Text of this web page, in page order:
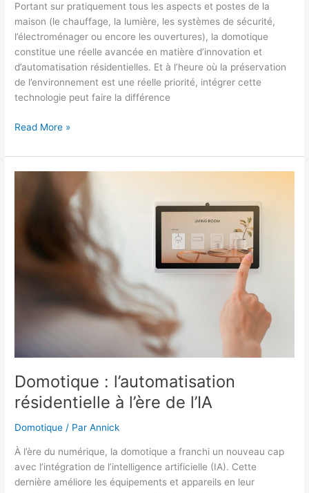
Portant sur pratiquement tous les aspects et postes de la
maison (le chauffage, la lumière, les systèmes de sécurité,
l’électroménager ou encore les ouvertures), la domotique
constitue une réelle avancée en matière d’innovation et
d’automatisation résidentielles. Et à l’heure où la préservation
de l’environnement est une réelle priorité, intégrer cette
technologie peut faire la différence
L’écodomotique
des
habitations
assurément
l’environnement
Read More »
Domotique : l’automatisation
résidentielle à l’ère de l’IA
Domotique / ParAnnick
À l’ère du numérique, la domotique a franchi un nouveau cap
avec l’intégration de l’intelligence artificielle (IA). Cette
dernière améliore les équipements et appareils en leur